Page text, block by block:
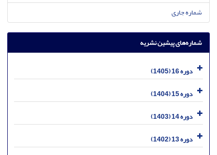
شماره جاری
شماره‌های پیشین نشریه
دوره 16 (1405)
دوره 15 (1404)
دوره 14 (1403)
دوره 13 (1402)